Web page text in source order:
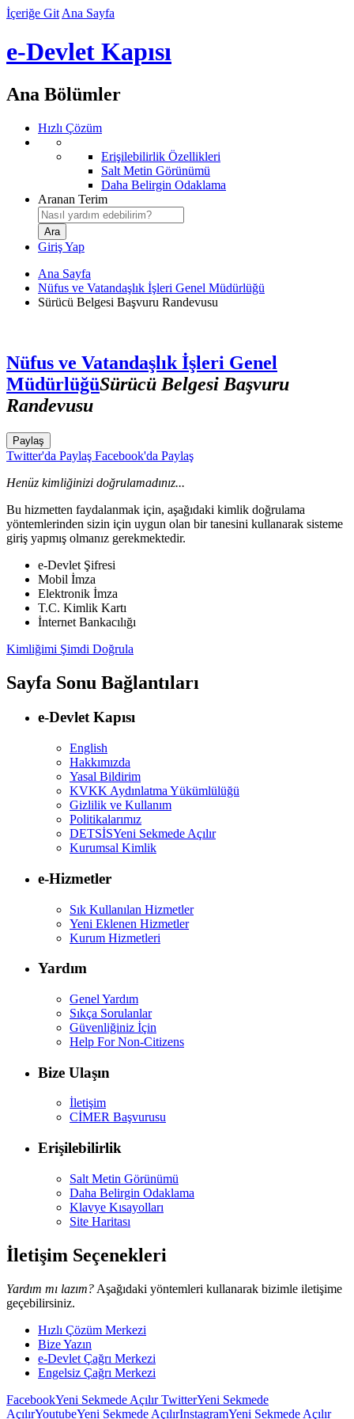
İçeriğe Git Ana Sayfa
e-Devlet Kapısı
Ana Bölümler
Hızlı Çözüm
Erişilebilirlik Özellikleri
Salt Metin Görünümü
Daha Belirgin Odaklama
Aranan Terim
Giriş Yap
Ana Sayfa
Nüfus ve Vatandaşlık İşleri Genel Müdürlüğü
Sürücü Belgesi Başvuru Randevusu
Nüfus ve Vatandaşlık İşleri Genel
MüdürlüğüSürücü Belgesi Başvuru
Randevusu
Paylaş
Twitter'da Paylaş Facebook'da Paylaş
Henüz kimliğinizi doğrulamadınız...
Bu hizmetten faydalanmak için, aşağıdaki kimlik doğrulama
yöntemlerinden sizin için uygun olan bir tanesini kullanarak sisteme
giriş yapmış olmanız gerekmektedir.
e-Devlet Şifresi
Mobil İmza
Elektronik İmza
T.C. Kimlik Kartı
İnternet Bankacılığı
Kimliğimi Şimdi Doğrula
Sayfa Sonu Bağlantıları
e-Devlet Kapısı
English
Hakkımızda
Yasal Bildirim
KVKK Aydınlatma Yükümlülüğü
Gizlilik ve Kullanım
Politikalarımız
DETSİSYeni Sekmede Açılır
Kurumsal Kimlik
e-Hizmetler
Sık Kullanılan Hizmetler
Yeni Eklenen Hizmetler
Kurum Hizmetleri
Yardım
Genel Yardım
Sıkça Sorulanlar
Güvenliğiniz İçin
Help For Non-Citizens
Bize Ulaşın
İletişim
CİMER Başvurusu
Erişilebilirlik
Salt Metin Görünümü
Daha Belirgin Odaklama
Klavye Kısayolları
Site Haritası
İletişim Seçenekleri
Yardım mı lazım? Aşağıdaki yöntemleri kullanarak bizimle iletişime
geçebilirsiniz.
Hızlı Çözüm Merkezi
Bize Yazın
e-Devlet Çağrı Merkezi
Engelsiz Çağrı Merkezi
FacebookYeni Sekmede AçılırTwitterYeni Sekmede
AçılırYoutubeYeni Sekmede AçılırInstagramYeni Sekmede Açılır